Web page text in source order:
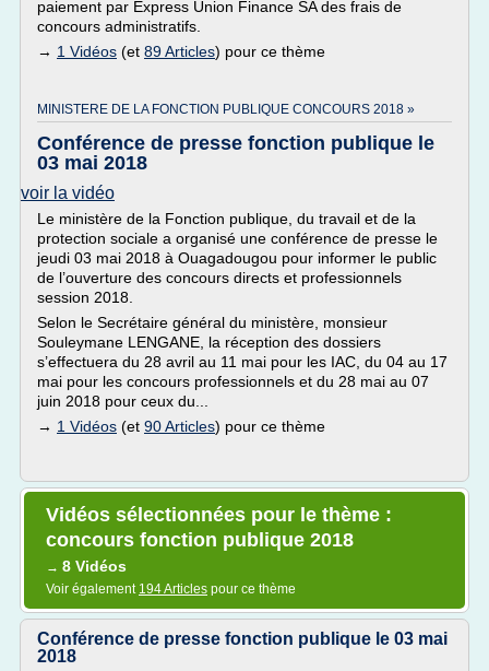
paiement par Express Union Finance SA des frais de
concours administratifs.
→ 1 Vidéos (et 89 Articles) pour ce thème
MINISTERE DE LA FONCTION PUBLIQUE CONCOURS 2018 »
Conférence de presse fonction publique le
03 mai 2018
voir la vidéo
Le ministère de la Fonction publique, du travail et de la
protection sociale a organisé une conférence de presse le
jeudi 03 mai 2018 à Ouagadougou pour informer le public
de l’ouverture des concours directs et professionnels
session 2018.
Selon le Secrétaire général du ministère, monsieur
Souleymane LENGANE, la réception des dossiers
s’effectuera du 28 avril au 11 mai pour les IAC, du 04 au 17
mai pour les concours professionnels et du 28 mai au 07
juin 2018 pour ceux du...
→ 1 Vidéos (et 90 Articles) pour ce thème
Vidéos sélectionnées pour le thème :
concours fonction publique 2018
→ 8 Vidéos
Voir également 194 Articles pour ce thème
Conférence de presse fonction publique le 03 mai
2018